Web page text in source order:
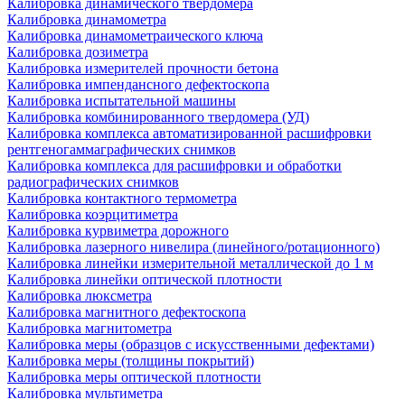
Калибровка динамического твердомера
Калибровка динамометра
Калибровка динамометраического ключа
Калибровка дозиметра
Калибровка измерителей прочности бетона
Калибровка импендансного дефектоскопа
Калибровка испытательной машины
Калибровка комбинированного твердомера (УД)
Калибровка комплекса автоматизированной расшифровки
рентгеногаммаграфических снимков
Калибровка комплекса для расшифровки и обработки
радиографических снимков
Калибровка контактного термометра
Калибровка коэрцитиметра
Калибровка курвиметра дорожного
Калибровка лазерного нивелира (линейного/ротационного)
Калибровка линейки измерительной металлической до 1 м
Калибровка линейки оптической плотности
Калибровка люксметра
Калибровка магнитного дефектоскопа
Калибровка магнитометра
Калибровка меры (образцов с искусственными дефектами)
Калибровка меры (толщины покрытий)
Калибровка меры оптической плотности
Калибровка мультиметра